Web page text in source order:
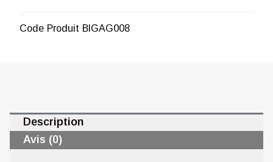
carats
Code Produit BIGAG008
Description
Avis (0)